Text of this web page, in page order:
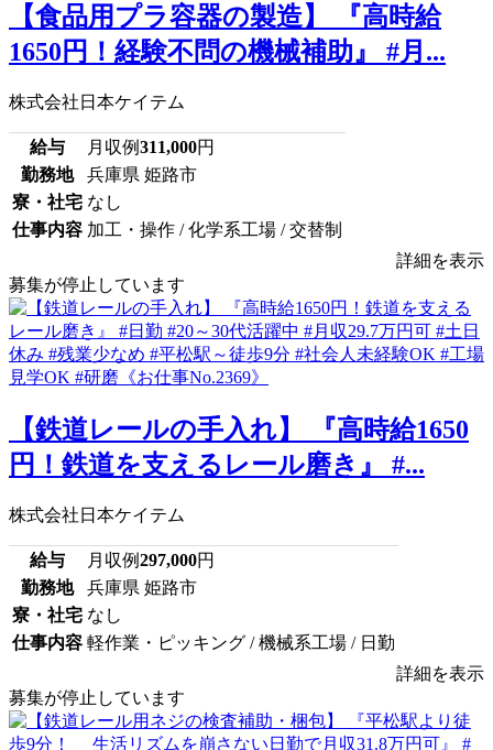
【食品用プラ容器の製造】 『高時給
1650円！経験不問の機械補助』 #月...
株式会社日本ケイテム
給与 月収例311,000円
勤務地
兵庫県 姫路市
寮・社宅 なし
仕事内容 加工・操作 / 化学系工場 / 交替制
詳細を表示
募集が停止しています
【鉄道レールの手入れ】 『高時給1650
円！鉄道を支えるレール磨き』 #...
株式会社日本ケイテム
給与 月収例297,000円
勤務地
兵庫県 姫路市
寮・社宅 なし
仕事内容 軽作業・ピッキング / 機械系工場 / 日勤
詳細を表示
募集が停止しています